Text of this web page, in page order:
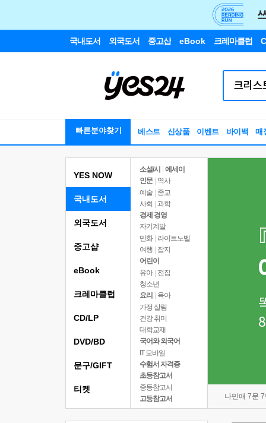
국내도서 외국도서 중고샵 eBook 크레마클럽
빠른분야찾기 베스트 신상품 이벤트 바이백 매
YES NOW
국내도서
소설/시
에세이
인문
역사
예술 | 종교
사회 | 과학
경제 경영
자기계발
만화 | 라이트노벨
여행
잡지
어린이
유아 | 전집
청소년
요리
육아
가정 살림
건강 취미
대학교재
국어와 외국어
IT 모바일
수험서 자격증
초등참고서
중등참고서
고등참고서
나민애 7문
외국도서
중고샵
eBook
크레마클럽
CD/LP
DVD/BD
문구/GIFT
티켓